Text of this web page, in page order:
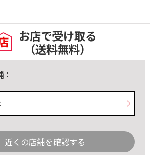
お店で受け取る
（送料無料）
近くの店舗を確認する